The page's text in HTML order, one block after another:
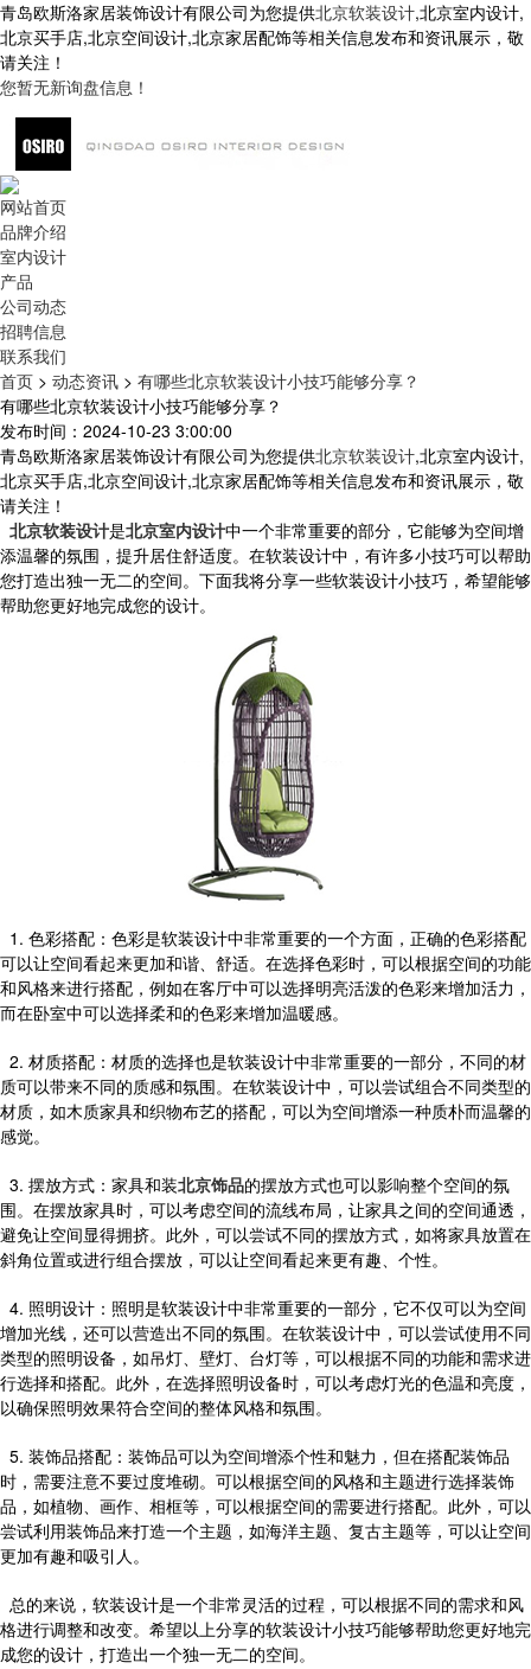
青岛欧斯洛家居装饰设计有限公司为您提供北京软装设计,北京室内设计,
北京买手店,北京空间设计,北京家居配饰等相关信息发布和资讯展示，敬
请关注！
您暂无新询盘信息！
网站首页
品牌介绍
室内设计
产品
公司动态
招聘信息
联系我们
首页 > 动态资讯 > 有哪些北京软装设计小技巧能够分享？
有哪些北京软装设计小技巧能够分享？
发布时间：2024-10-23 3:00:00
青岛欧斯洛家居装饰设计有限公司为您提供北京软装设计,北京室内设计,
北京买手店,北京空间设计,北京家居配饰等相关信息发布和资讯展示，敬
请关注！
北京软装设计是北京室内设计中一个非常重要的部分，它能够为空间增
添温馨的氛围，提升居住舒适度。在软装设计中，有许多小技巧可以帮助
您打造出独一无二的空间。下面我将分享一些软装设计小技巧，希望能够
帮助您更好地完成您的设计。
1. 色彩搭配：色彩是软装设计中非常重要的一个方面，正确的色彩搭配
可以让空间看起来更加和谐、舒适。在选择色彩时，可以根据空间的功能
和风格来进行搭配，例如在客厅中可以选择明亮活泼的色彩来增加活力，
而在卧室中可以选择柔和的色彩来增加温暖感。
2. 材质搭配：材质的选择也是软装设计中非常重要的一部分，不同的材
质可以带来不同的质感和氛围。在软装设计中，可以尝试组合不同类型的
材质，如木质家具和织物布艺的搭配，可以为空间增添一种质朴而温馨的
感觉。
3. 摆放方式：家具和装北京饰品的摆放方式也可以影响整个空间的氛
围。在摆放家具时，可以考虑空间的流线布局，让家具之间的空间通透，
避免让空间显得拥挤。此外，可以尝试不同的摆放方式，如将家具放置在
斜角位置或进行组合摆放，可以让空间看起来更有趣、个性。
4. 照明设计：照明是软装设计中非常重要的一部分，它不仅可以为空间
增加光线，还可以营造出不同的氛围。在软装设计中，可以尝试使用不同
类型的照明设备，如吊灯、壁灯、台灯等，可以根据不同的功能和需求进
行选择和搭配。此外，在选择照明设备时，可以考虑灯光的色温和亮度，
以确保照明效果符合空间的整体风格和氛围。
5. 装饰品搭配：装饰品可以为空间增添个性和魅力，但在搭配装饰品
时，需要注意不要过度堆砌。可以根据空间的风格和主题进行选择装饰
品，如植物、画作、相框等，可以根据空间的需要进行搭配。此外，可以
尝试利用装饰品来打造一个主题，如海洋主题、复古主题等，可以让空间
更加有趣和吸引人。
总的来说，软装设计是一个非常灵活的过程，可以根据不同的需求和风
格进行调整和改变。希望以上分享的软装设计小技巧能够帮助您更好地完
成您的设计，打造出一个独一无二的空间。